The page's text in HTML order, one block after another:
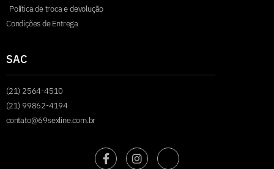
Política de troca e devolução
Condições de Entrega
SAC
(21) 2564-4510
(21) 99862-4194
contato@69sexline.com.br